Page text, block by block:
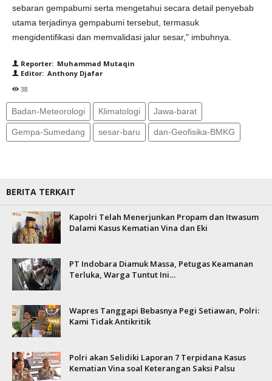
sebaran gempabumi serta mengetahui secara detail penyebab
utama terjadinya gempabumi tersebut, termasuk
mengidentifikasi dan memvalidasi jalur sesar," imbuhnya.
Reporter: Muhammad Mutaqin
Editor: Anthony Djafar
38
Badan-Meteorologi Klimatologi Jawa-barat
Gempa-Sumedang sesar-baru dan-Geofisika-BMKG
BERITA TERKAIT
Kapolri Telah Menerjunkan Propam dan Itwasum
Dalami Kasus Kematian Vina dan Eki
PT Indobara Diamuk Massa, Petugas Keamanan
Terluka, Warga Tuntut Ini…
Wapres Tanggapi Bebasnya Pegi Setiawan, Polri:
Kami Tidak Antikritik
Polri akan Selidiki Laporan 7 Terpidana Kasus
Kematian Vina soal Keterangan Saksi Palsu